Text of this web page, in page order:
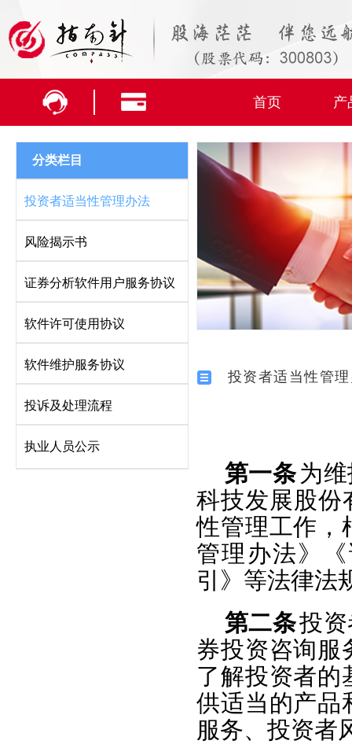
首页 产
分类栏目
投资者适当性管理办法
风险揭示书
证券分析软件用户服务协议
软件许可使用协议
软件维护服务协议
投诉及处理流程
执业人员公示
投资者适当性管
第一条为
科技发展股份
性管理工作，
管理办法》
引》等法律法
第二条投
券投资咨询服
了解投资者的
供适当的产品
服务、投资者